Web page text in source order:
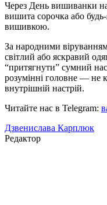
Через День вишиванки
вишита сорочка або
вишивкою.
За народними
світлий або яскравий
“притягнути” сумний
розумінні головне — не
внутрішній настрій.
Читайте нас в Telegram:
Дзвенислава Карплюк
Редактор